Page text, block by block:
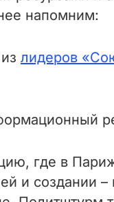
напомним:
лидеров
где в
и создании